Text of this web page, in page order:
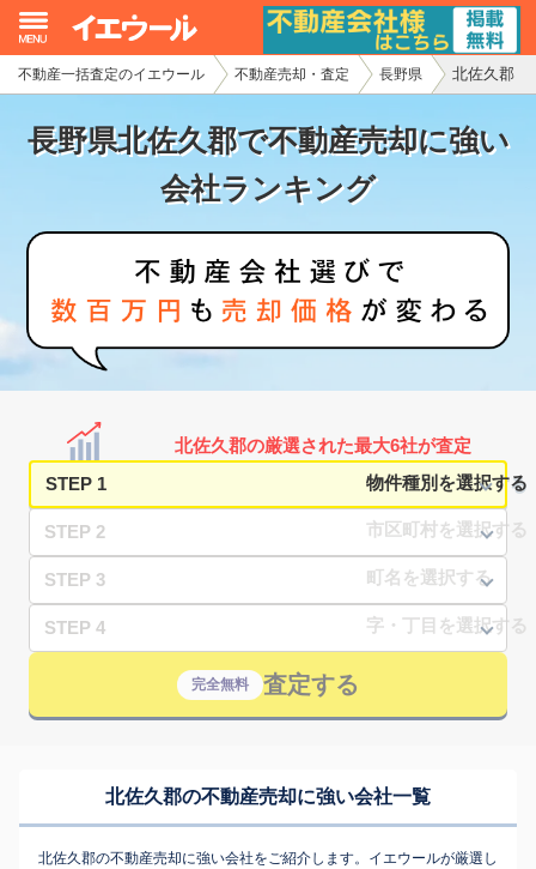
不動産一括査定のイエウール 不動産売却・査定 長野県 北佐久郡
長野県北佐久郡で不動産売却に強い
会社ランキング
北佐久郡の厳選された最大6社が査定
STEP 1
STEP 2
STEP 3
STEP 4
完全無料 査定する
北佐久郡の不動産売却に強い会社一覧
北佐久郡の不動産売却に強い会社をご紹介します。イエウールが厳選し
イエウール加盟希望の不動産会社様
初めての方へ
不動産の売却・一括査定
家査定シミュレーター
お問い合わせ